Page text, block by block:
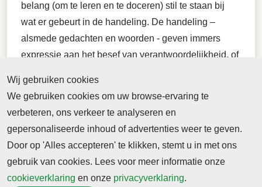
belang (om te leren en te doceren) stil te staan bij
wat er gebeurt in de handeling. De handeling –
alsmede gedachten en woorden - geven immers
expressie aan het besef van verantwoordelijkheid, of
Het zou mooi zijn dit interessante en o zo belangrijke
thema - verantwoordelijkheid - de aandacht te geven
die het verdient.
Wij gebruiken cookies
We gebruiken cookies om uw browse-ervaring te
verbeteren, ons verkeer te analyseren en
gepersonaliseerde inhoud of advertenties weer te geven.
Door op 'Alles accepteren' te klikken, stemt u in met ons
gebruik van cookies. Lees voor meer informatie onze
cookieverklaring en onze privacyverklaring.